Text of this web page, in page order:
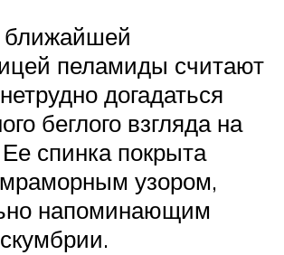
ближайшей
пеламиды считают
догадаться
беглого взгляда на
спинка покрыта
узором,
напоминающим